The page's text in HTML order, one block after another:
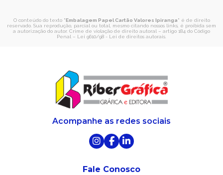
O conteúdo do texto "Embalagem Papel Cartão Valores Ipiranga" é de direito
reservado. Sua reprodução, parcial ou total, mesmo citando nossos links, é proibida sem
a autorização do autor. Crime de violação de direito autoral – artigo 184 do Código
Penal – Lei 9610/98 - Lei de direitos autorais
Acompanhe as redes sociais
Fale Conosco